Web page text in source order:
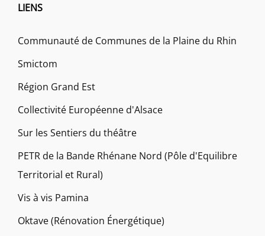
LIENS
Communauté de Communes de la Plaine du Rhin
Smictom
Région Grand Est
Collectivité Européenne d'Alsace
Sur les Sentiers du théâtre
PETR de la Bande Rhénane Nord (Pôle d'Equilibre
Territorial et Rural)
Vis à vis Pamina
Oktave (Rénovation Énergétique)